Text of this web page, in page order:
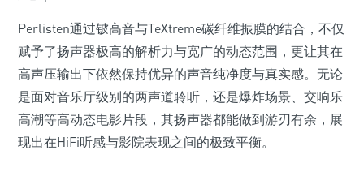
Perlisten通过铍高音与TeXtreme碳纤维振膜的结合，不仅
赋予了扬声器极高的解析力与宽广的动态范围，更让其在
高声压输出下依然保持优异的声音纯净度与真实感。无论
是面对音乐厅级别的两声道聆听，还是爆炸场景、交响乐
高潮等高动态电影片段，其扬声器都能做到游刃有余，展
现出在HiFi听感与影院表现之间的极致平衡。